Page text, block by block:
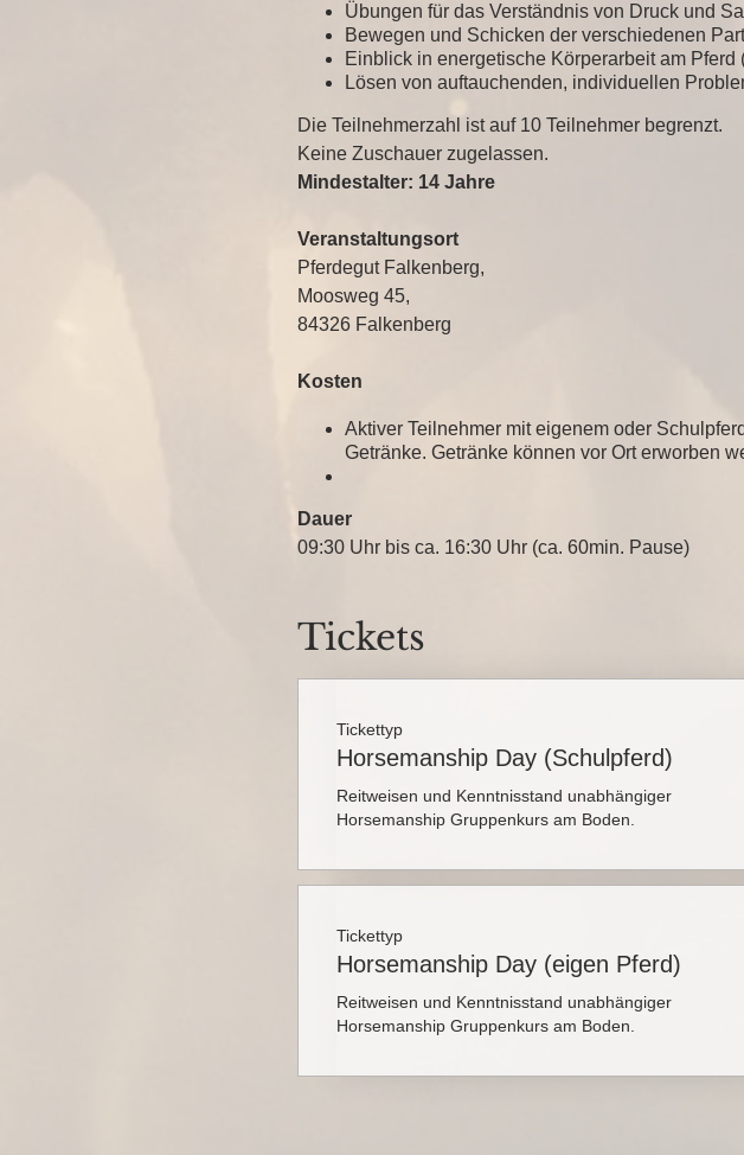
Übungen für das Verständnis von Druck und
Bewegen und Schicken der verschiedenen
Einblick in energetische Körperarbeit am
Lösen von auftauchenden, individuellen
Die Teilnehmerzahl ist auf 10 Teilnehmer begrenzt.
Keine Zuschauer zugelassen.
Mindestalter: 14 Jahre
Veranstaltungsort
Pferdegut Falkenberg,
Moosweg 45,
84326 Falkenberg
Kosten
Aktiver Teilnehmer mit eigenem oder
Getränke. Getränke können vor Ort erworben
Dauer
09:30 Uhr bis ca. 16:30 Uhr (ca. 60min. Pause)
Tickets
Tickettyp
Horsemanship Day (Schulpferd)
Reitweisen und Kenntnisstand unabhängiger
Horsemanship Gruppenkurs am Boden.
Tickettyp
Horsemanship Day (eigen Pferd)
Reitweisen und Kenntnisstand unabhängiger
Horsemanship Gruppenkurs am Boden.